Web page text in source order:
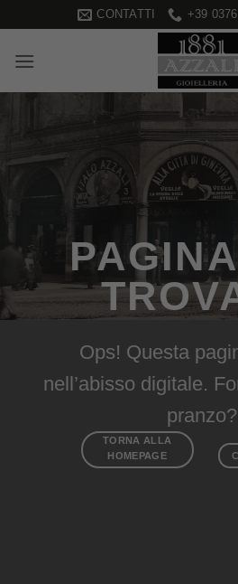
ai
contenuti
CONTATTI +39
Ops! Questa
nell’abisso digitale.
pranzo?
TORNA ALLA
HOMEPAGE